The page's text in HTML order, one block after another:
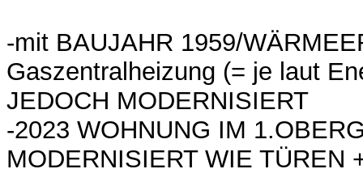
-mit BAUJAHR 1959/
Gaszentralheizung (= je laut
JEDOCH MODERNISIERT
-2023 WOHNUNG IM
MODERNISIERT WIE TÜREN